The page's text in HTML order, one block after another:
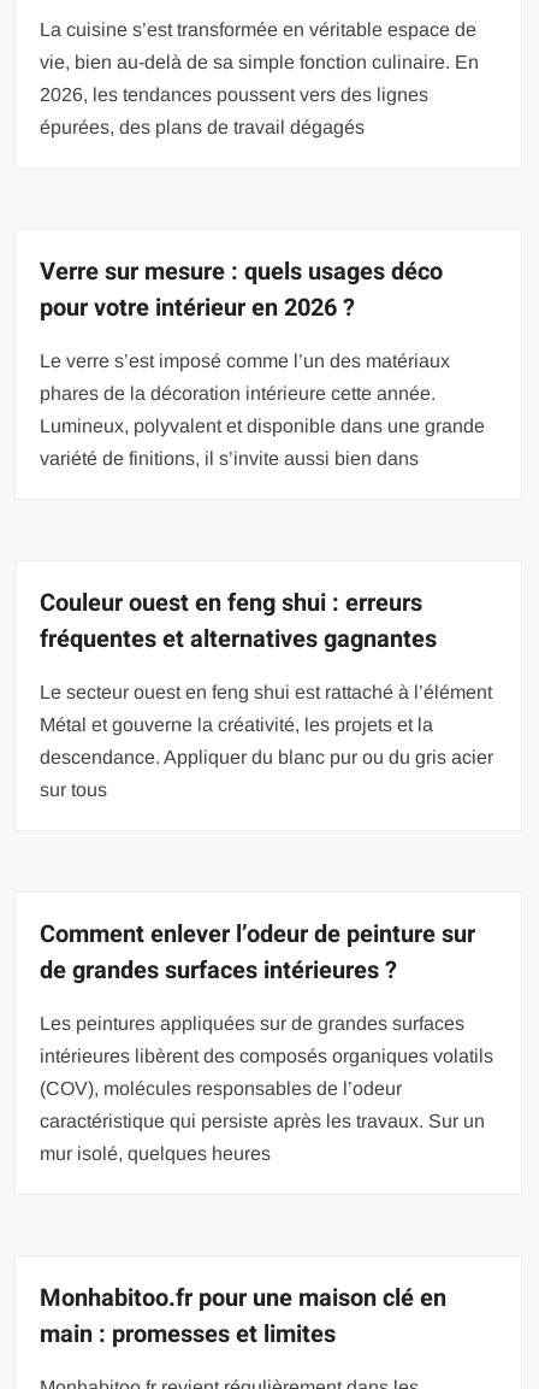
La cuisine s’est transformée en véritable espace de
vie, bien au-delà de sa simple fonction culinaire. En
2026, les tendances poussent vers des lignes
épurées, des plans de travail dégagés
Verre sur mesure : quels usages déco
pour votre intérieur en 2026 ?
Le verre s’est imposé comme l’un des matériaux
phares de la décoration intérieure cette année.
Lumineux, polyvalent et disponible dans une grande
variété de finitions, il s’invite aussi bien dans
Couleur ouest en feng shui : erreurs
fréquentes et alternatives gagnantes
Le secteur ouest en feng shui est rattaché à l’élément
Métal et gouverne la créativité, les projets et la
descendance. Appliquer du blanc pur ou du gris acier
sur tous
Comment enlever l’odeur de peinture sur
de grandes surfaces intérieures ?
Les peintures appliquées sur de grandes surfaces
intérieures libèrent des composés organiques volatils
(COV), molécules responsables de l’odeur
caractéristique qui persiste après les travaux. Sur un
mur isolé, quelques heures
Monhabitoo.fr pour une maison clé en
main : promesses et limites